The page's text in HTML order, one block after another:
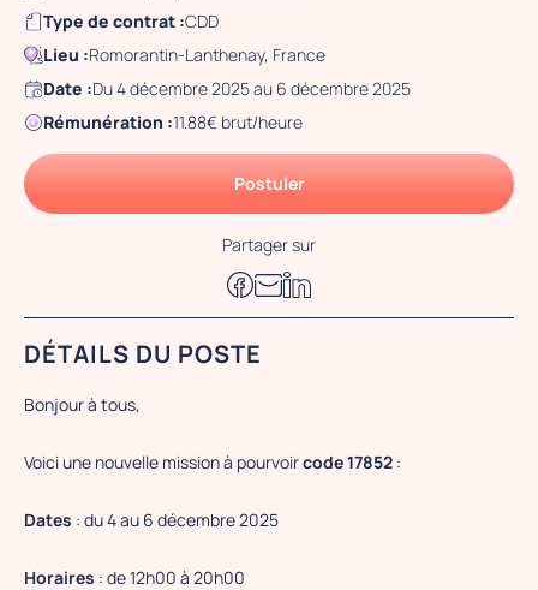
Type de contrat :CDD
Lieu :Romorantin-Lanthenay, France
Date :Du 4 décembre 2025 au 6 décembre 2025
Rémunération :11.88€ brut/heure
Postuler
Partager sur
DÉTAILS DU POSTE
Bonjour à tous,
Voici une nouvelle mission à pourvoircode 17852 :
Dates : du 4 au 6 décembre 2025
Horaires : de 12h00 à 20h00